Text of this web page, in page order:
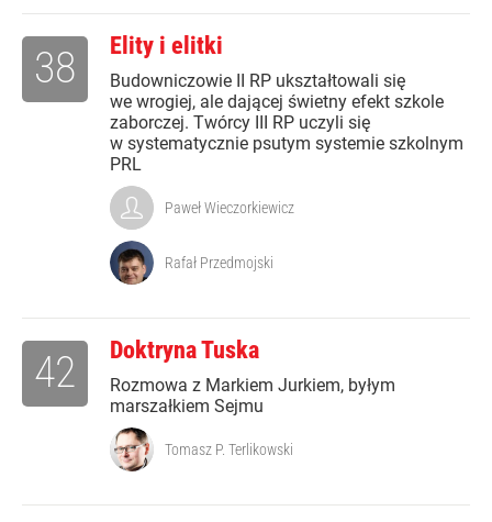
Elity i elitki
Budowniczowie II RP ukształtowali się
we wrogiej, ale dającej świetny efekt szkole
zaborczej. Twórcy III RP uczyli się
w systematycznie psutym systemie szkolnym
PRL
38
Paweł Wieczorkiewicz
Rafał Przedmojski
Doktryna Tuska
Rozmowa z Markiem Jurkiem, byłym
marszałkiem Sejmu
42
Tomasz P. Terlikowski